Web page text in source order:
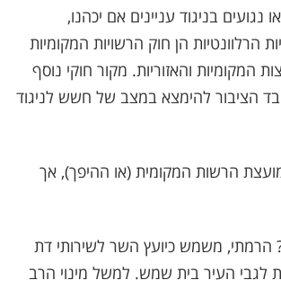
בניגוד עניינים אם יכהנו,
הרלוונטיות הן חוק הרשויות המקומיות
המקומיות והאזוריות. מקור חוקי נוסף
הציבור להימצא במצב של חשש לניגוד
הרשות המקומית (או ההיפך), אך
משמש כיועץ השר לשירותי דת
לגבי העיר בית שמש. למשל מינוי הרב